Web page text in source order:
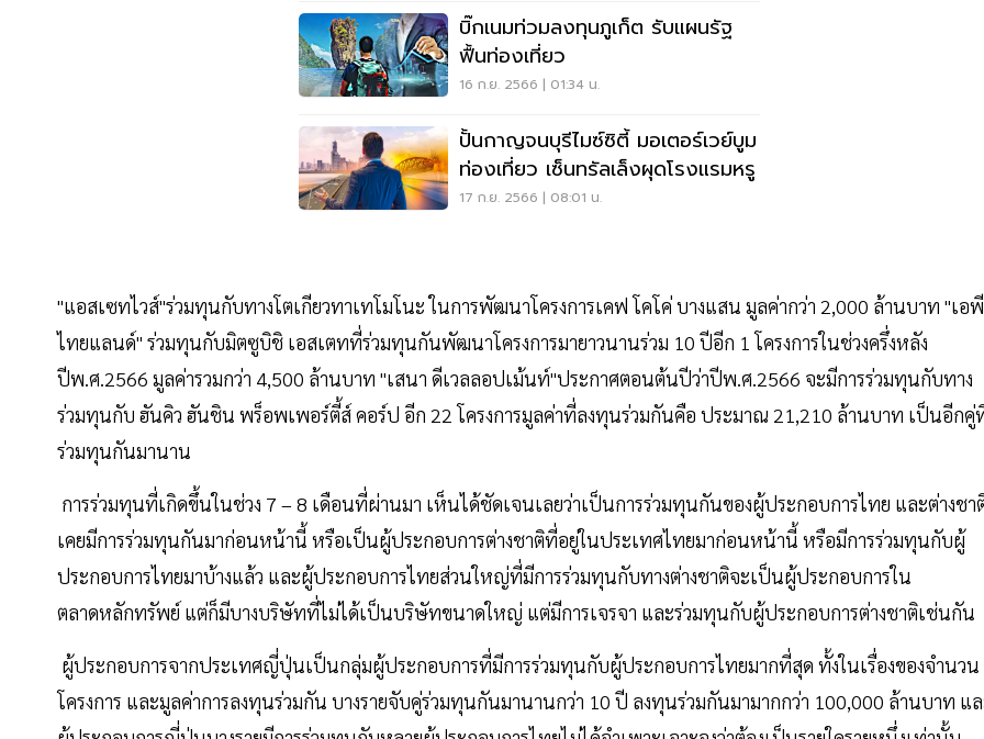
บิ๊กเนมท่วมลงทุนภูเก็ต รับแผนรัฐ
ฟื้นท่องเที่ยว
16 ก.ย. 2566 | 01:34 น.
ปั้นกาญจนบุรีไมซ์ซิตี้ มอเตอร์เวย์บูม
ท่องเที่ยว เซ็นทรัลเล็งผุดโรงแรมหรู
17 ก.ย. 2566 | 08:01 น.
"แอสเซทไวส์"ร่วมทุนกับทางโตเกียวทาเทโมโนะ ในการพัฒนาโครงการเคฟ โคโค่ บางแสน มูลค่ากว่า 2,000 ล้านบาท "เอพี
ไทยแลนด์" ร่วมทุนกับมิตซูบิชิ เอสเตทที่ร่วมทุนกันพัฒนาโครงการมายาวนานร่วม 10 ปีอีก 1 โครงการในช่วงครึ่งหลัง
ปีพ.ศ.2566 มูลค่ารวมกว่า 4,500 ล้านบาท "เสนา ดีเวลลอปเม้นท์"ประกาศตอนต้นปีว่าปีพ.ศ.2566 จะมีการร่วมทุนกับทาง
ร่วมทุนกับ ฮันคิว ฮันชิน พร็อพเพอร์ตี้ส์ คอร์ป อีก 22 โครงการมูลค่าที่ลงทุนร่วมกันคือ ประมาณ 21,210 ล้านบาท เป็นอีกคู่
ร่วมทุนกันมานาน
การร่วมทุนที่เกิดขึ้นในช่วง 7 – 8 เดือนที่ผ่านมา เห็นได้ชัดเจนเลยว่าเป็นการร่วมทุนกันของผู้ประกอบการไทย และต่างชา
เคยมีการร่วมทุนกันมาก่อนหน้านี้ หรือเป็นผู้ประกอบการต่างชาติที่อยู่ในประเทศไทยมาก่อนหน้านี้ หรือมีการร่วมทุนกับผู้
ประกอบการไทยมาบ้างแล้ว และผู้ประกอบการไทยส่วนใหญ่ที่มีการร่วมทุนกับทางต่างชาติจะเป็นผู้ประกอบการใน
ตลาดหลักทรัพย์ แต่ก็มีบางบริษัทที่ไม่ได้เป็นบริษัทขนาดใหญ่ แต่มีการเจรจา และร่วมทุนกับผู้ประกอบการต่างชาติเช่นกัน
ผู้ประกอบการจากประเทศญี่ปุ่นเป็นกลุ่มผู้ประกอบการที่มีการร่วมทุนกับผู้ประกอบการไทยมากที่สุด ทั้งในเรื่องของจำนวน
โครงการ และมูลค่าการลงทุนร่วมกัน บางรายจับคู่ร่วมทุนกันมานานกว่า 10 ปี ลงทุนร่วมกันมามากกว่า 100,000 ล้านบาท แ